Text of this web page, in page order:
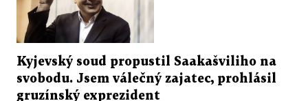
Kyjevský soud propustil Saakašviliho na
svobodu. Jsem válečný zajatec, prohlásil
gruzínský exprezident